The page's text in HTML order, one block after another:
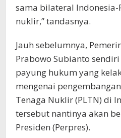
sama bilateral
nuklir,” tandasnya.
Jauh sebelumnya,
Prabowo Subianto
payung hukum yang
mengenai
Tenaga Nuklir (PLTN) di
tersebut nantinya akan
Presiden (Perpres).